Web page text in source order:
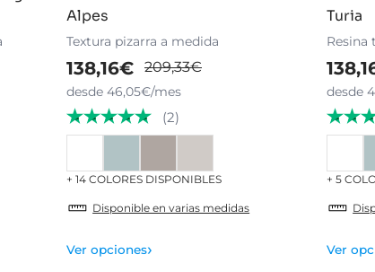
Alpes
Textura pizarra a medida
138,16€ 209,33€
desde 46,05€/mes
(2)
+ 14 COLORES DISPONIBLES
Disponible en varias medidas
Ver opciones›
Turia
Resina
desde
+ 5
Ver